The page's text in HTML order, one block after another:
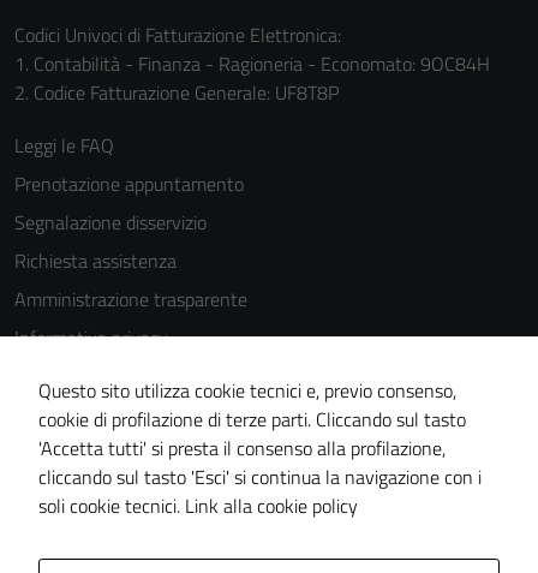
Codici Univoci di Fatturazione Elettronica:
1. Contabilità - Finanza - Ragioneria - Economato: 9OC84H
2. Codice Fatturazione Generale: UF8T8P
Leggi le FAQ
Prenotazione appuntamento
Segnalazione disservizio
Richiesta assistenza
Amministrazione trasparente
Informativa privacy
Cookie Policy
Note legali
Dichiarazione di accessibilità
Piano di miglioramento del sito
Questo sito utilizza cookie tecnici e, previo consenso,
cookie di profilazione di terze parti. Cliccando sul tasto
'Accetta tutti' si presta il consenso alla profilazione,
cliccando sul tasto 'Esci' si continua la navigazione con i
soli cookie tecnici. Link alla cookie policy